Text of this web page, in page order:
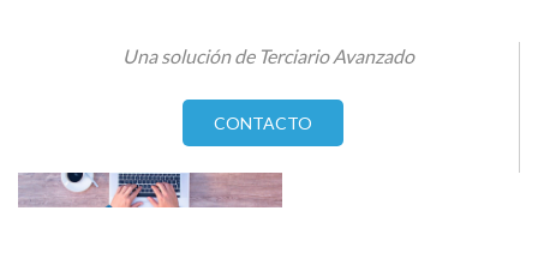
Una solución de Terciario Avanzado
CONTACTO